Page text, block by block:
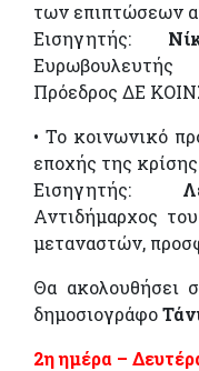
των επιπτώσεων
Εισηγητής:
Πρόεδρος ΔΕ
• Το κοινωνικό
εποχής της κρίσης
Εισηγητής:
Αντιδήμαρχος
μεταναστών,
Θα ακολουθήσει
δημοσιογράφο
2η ημέρα –